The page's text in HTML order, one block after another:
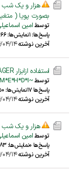
بصورت پویا (
توسطامين
پاسخ‌ها: 1 نمایش‌ها: 1,466
آخرین نوشته14, 23:03
استفاده ازابزار NAME MANAGER
توسط~M*E*H*D*I~
پاسخ‌ها 17 نمایش‌ها: 3,650
آخرین نوشته14, 09:18
هزار و یک
توسطامين
پاسخ‌ها 0 نمایش‌ها: 1,283
آخرین نوشته14, 03:52